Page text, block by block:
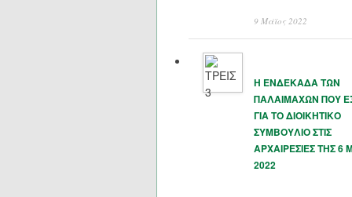
9 Μάϊος 2022
Η ΕΝΔΕΚΑΔΑ ΤΩΝ
ΠΑΛΑΙΜΑΧΩΝ ΠΟΥ
ΓΙΑ ΤΟ ΔΙΟΙΚΗΤΙΚΟ
ΣΥΜΒΟΥΛΙΟ ΣΤΙΣ
ΑΡΧΑΙΡΕΣΙΕΣ ΤΗΣ 6
2022